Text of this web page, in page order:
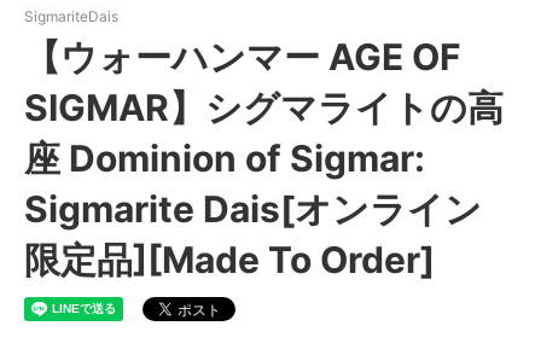
SigmariteDais
【ウォーハンマー AGE OF
SIGMAR】シグマライトの高
座 Dominion of Sigmar:
Sigmarite Dais[オンライン
限定品][Made To Order]